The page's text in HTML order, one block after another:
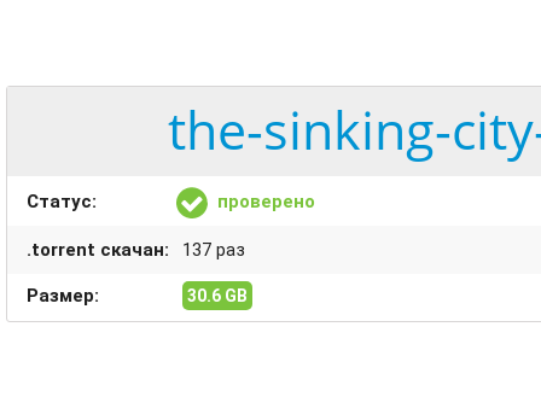
the-sinking-
Статус: проверено
.torrent скачан: 137 раз
Размер: 30.6 GB